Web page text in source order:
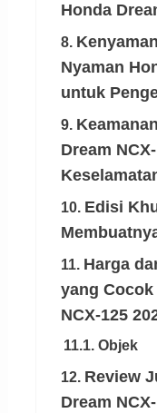
Honda
8.
Nyaman
untuk
9.
Dream
10. Edisi
11. Harga
yang
NCX-125
11.1. Objek
12. Review
Dream